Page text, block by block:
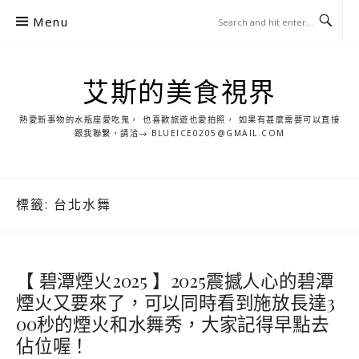
Menu
艾斯的美食視界
熱愛新事物的水瓶座愛吃鬼， 也喜歡旅遊也愛拍照， 如果有甚麼需要可以直接
跟我聯繫，請洽→ BLUEICE0205@GMAIL.COM
標籤: 台北水舞
【 碧潭煙火2025 】2025震撼人心的碧潭
煙火又要來了，可以同時看到施放長達3
00秒的煙火和水舞秀，大家記得早點去
佔位喔！